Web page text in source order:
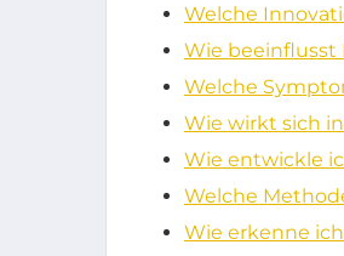
Welche
Wie beeinflusst
Welche
Wie wirkt sich
Wie entwickle
Welche
Wie erkenne